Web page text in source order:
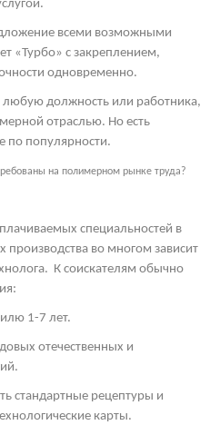
всеми возможными
«Турбо» с закреплением,
одновременно.
должность или работника,
отраслью. Но есть
по популярности.
на полимерном рынке труда?
специальностей в
производства во многом зависит
К соискателям обычно
1-7 лет.
отечественных и
стандартные рецептуры и
карты.